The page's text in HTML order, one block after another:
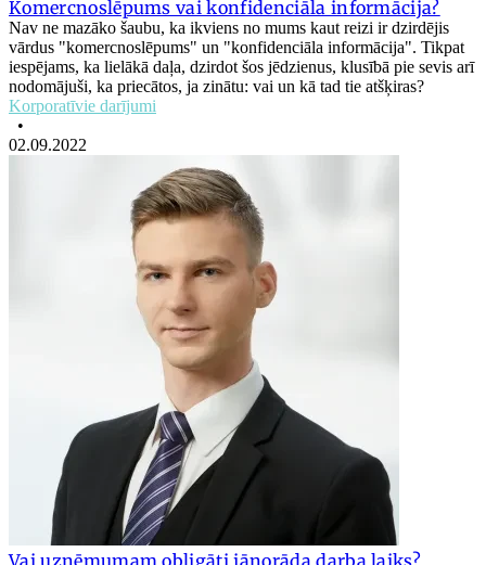
Komercnoslēpums vai konfidenciāla informācija?
Nav ne mazāko šaubu, ka ikviens no mums kaut reizi ir dzirdējis
vārdus "komercnoslēpums" un "konfidenciāla informācija". Tikpat
iespējams, ka lielākā daļa, dzirdot šos jēdzienus, klusībā pie sevis arī
nodomājuši, ka priecātos, ja zinātu: vai un kā tad tie atšķiras?
Korporatīvie darījumi
•
02.09.2022
Vai uzņēmumam obligāti jānorāda darba laiks?